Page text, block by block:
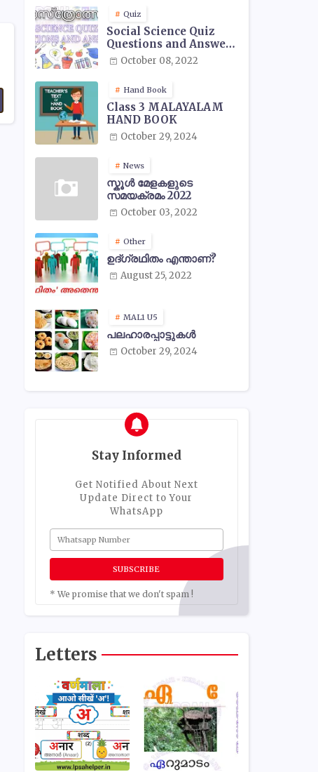
Quiz
Social Science Quiz
Questions and Answers
- 02October 08, 2022
Hand Book
Class 3 MALAYALAM
HAND BOOK
October 29, 2024
News
സ്കൂൾ മേളകളുടെ
സമയക്രമം 2022
October 03, 2022
Other
ഉദ്ഗ്രഥിതം എന്താണ്?
August 25, 2022
MAL1 U5
പലഹാരപ്പാട്ടുകൾ
October 29, 2024
Stay Informed
Get Notified About Next
Update Direct to Your
WhatsApp
* We promise that we don't spam !
Letters